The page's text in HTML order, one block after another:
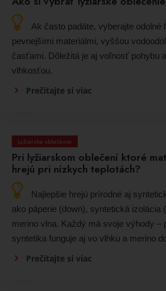
Ak často padáte, vyberajte odolné
pevnejšími materiálmi, vyššou
časťami. Dôležitá je aj voľnosť pohybu
vlhkosťou.
Prečítajte si viac
Lyžiarske oblečenie
Pri lyžiarskom oblečení ktoré
hrejú pri nízkych teplotách?
Najlepšie hrejú prírodné aj
ako páperie (down), syntetická izolácia
merino vlna. Každý má svoje výhody –
syntetika funguje aj vo vlhku a merino
Prečítajte si viac